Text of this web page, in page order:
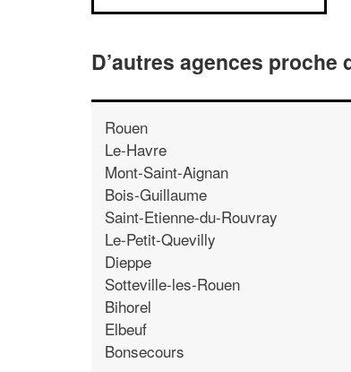
D’autres agences proche
Rouen
Le-Havre
Mont-Saint-Aignan
Bois-Guillaume
Saint-Etienne-du-Rouvray
Le-Petit-Quevilly
Dieppe
Sotteville-les-Rouen
Bihorel
Elbeuf
Bonsecours